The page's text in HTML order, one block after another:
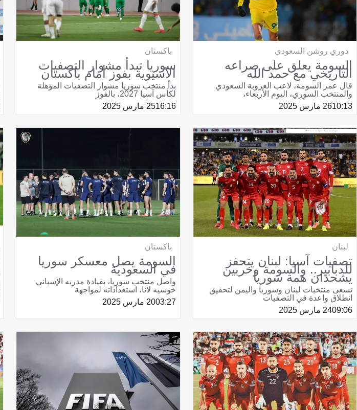
دوري روشن السعودي
السومة يعلق على صراعه
التاريخي مع حمد الله
قال عمر السومة، لاعب العروبة السعودي
والمنتخب السوري، اليوم الأربعاء،
10:1326 مارس 2025
باكستان
سوريا تبدأ مشوار التصفيات
الآسيوية بفوز أمام باكستان
بدأ منتخب سوريا مشوار التصفيات المؤهلة
لكأس آسيا 2027، بالفوز
16:1625 مارس 2025
لبنان
تصفيات آسيا: لبنان يتحفز
للدبابير.. والسومة وخربين
يشحذان همة سوريا
تسعى منتخبات لبنان وسوريا واليمن لتحقيق
انطلاق واعدة في التصفيات
09:0624 مارس 2025
باكستان
السومة يصل معسكر سوريا
في السعودية
واصل منتخب سوريا، بقيادة مدربه الإسباني
خوسيه لانا، استعداداته لمواجهة
03:2720 مارس 2025